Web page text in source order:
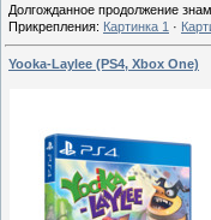
Долгожданное продолжение
Прикрепления: Картинка 1 ·
Yooka-Laylee (PS4, Xbox One)